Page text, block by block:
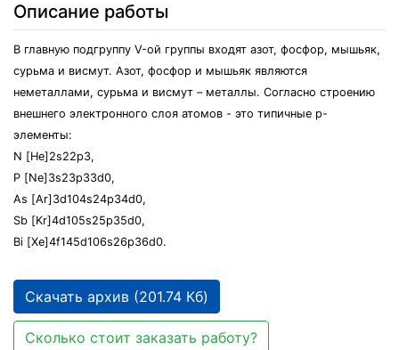
Описание работы
В главную подгруппу V-ой группы входят азот, фосфор, мышьяк,
сурьма и висмут. Азот, фосфор и мышьяк являются
неметаллами, сурьма и висмут – металлы. Согласно строению
внешнего электронного слоя атомов - это типичные р-
элементы:
N [He]2s22p3,
P [Ne]3s23p33d0,
As [Ar]3d104s24p34d0,
Sb [Kr]4d105s25p35d0,
Bi [Xe]4f145d106s26p36d0.
Скачать архив (201.74 Кб)
Сколько стоит заказать работу?